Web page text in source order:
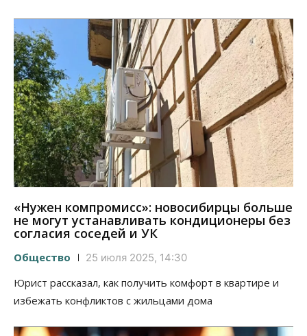
«Нужен компромисс»: новосибирцы больше
не могут устанавливать кондиционеры без
согласия соседей и УК
Общество 25 июля 2025, 14:30
Юрист рассказал, как получить комфорт в квартире и
избежать конфликтов с жильцами дома